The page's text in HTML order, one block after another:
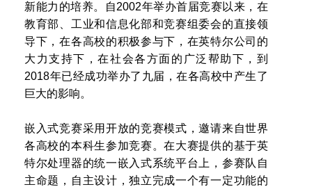
新能力的培养。自2002年举办首届竞赛以来，在
教育部、工业和信息化部和竞赛组委会的直接领
导下，在各高校的积极参与下，在英特尔公司的
大力支持下，在社会各方面的广泛帮助下，到
2018年已经成功举办了九届，在各高校中产生了
巨大的影响。
嵌入式竞赛采用开放的竞赛模式，邀请来自世界
各高校的本科生参加竞赛。在大赛提供的基于英
特尔处理器的统一嵌入式系统平台上，参赛队自
主命题，自主设计，独立完成一个有一定功能的